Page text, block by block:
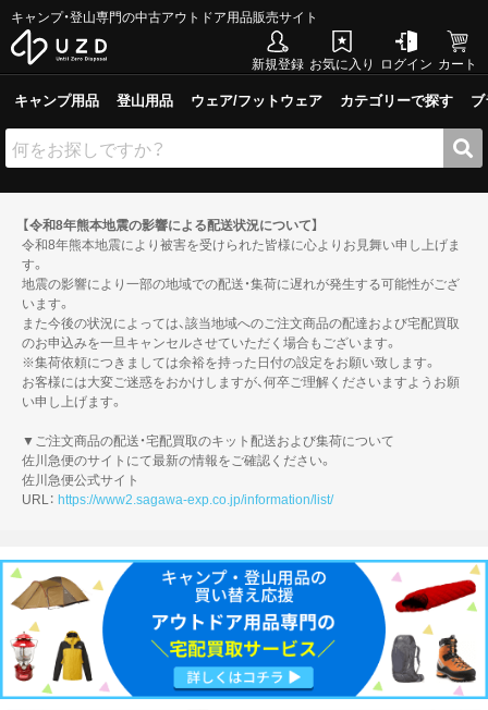
キャンプ・登山専門の中古アウトドア用品販売サイト
新規登録 お気に入り ログイン カート
キャンプ用品 登山用品 ウェア/フットウェア カテゴリーで探す
【令和8年熊本地震の影響による配送状況について】
令和8年熊本地震により被害を受けられた皆様に心よりお見舞い申し上げま
す。
地震の影響により一部の地域での配送・集荷に遅れが発生する可能性がござ
います。
また今後の状況によっては、該当地域へのご注文商品の配達および宅配買取
のお申込みを一旦キャンセルさせていただく場合もございます。
※集荷依頼につきましては余裕を持った日付の設定をお願い致します。
お客様には大変ご迷惑をおかけしますが、何卒ご理解くださいますようお願
い申し上げます。
▼ご注文商品の配送・宅配買取のキット配送および集荷について
佐川急便のサイトにて最新の情報をご確認ください。
佐川急便公式サイト
URL： https://www2.sagawa-exp.co.jp/information/list/